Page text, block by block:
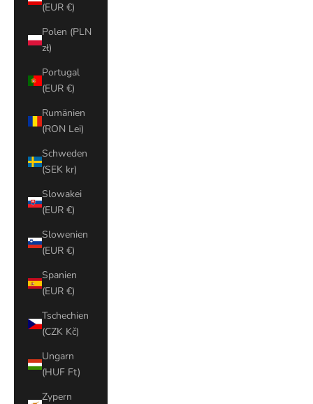
(EUR €)
Polen (PLN
zł)
Portugal
(EUR €)
Rumänien
(RON Lei)
Schweden
(SEK kr)
Slowakei
(EUR €)
Slowenien
(EUR €)
Spanien
(EUR €)
Tschechien
(CZK Kč)
Ungarn
(HUF Ft)
Zypern